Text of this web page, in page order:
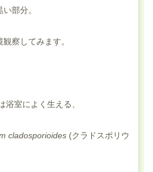
部分。
察してみます。
浴室によく生える、
cladosporioides (クラドスポリウ